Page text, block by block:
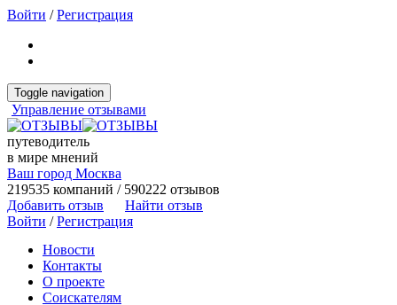
Войти /Регистрация
Toggle navigation
Управление отзывами
путеводитель
в мире мнений
Ваш город Москва
219535 компаний / 590222 отзывов
Добавить отзыв
Найти отзыв
Войти /Регистрация
Новости
Контакты
О проекте
Соискателям